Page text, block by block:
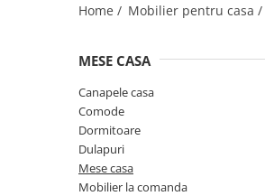
Scaune casa
Console Si Gheridoane
Mobilier Evenimente
Mese evenimente
Scaune Evenimente
Home / Mobilier pentru casa /
MESE CASA
Canapele casa
Comode
Dormitoare
Dulapuri
Mese casa
Mobilier la comanda